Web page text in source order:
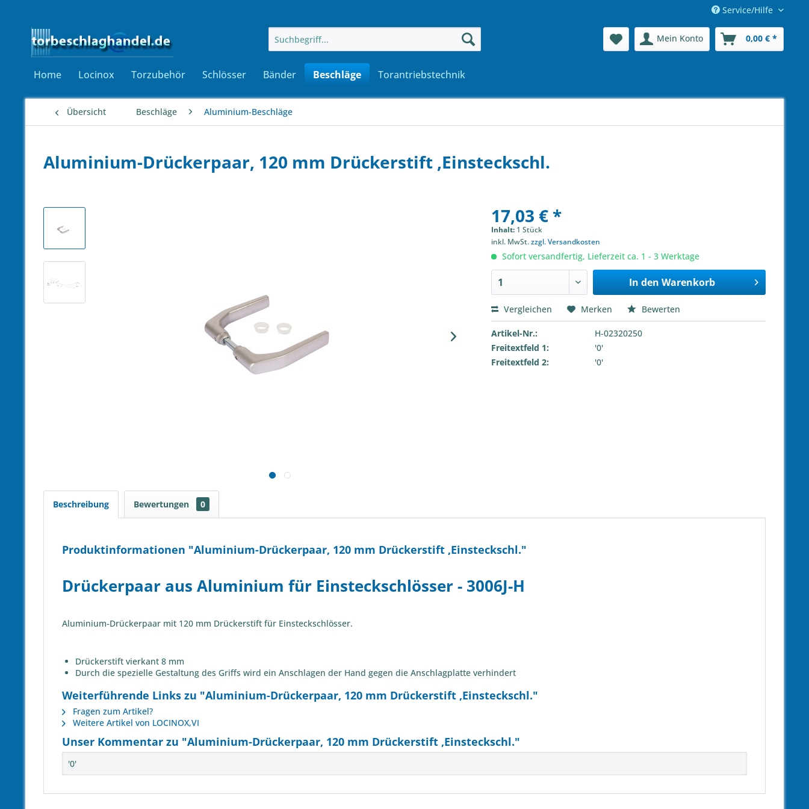
Service/Hilfe
Mein Konto 0,00 € *
Home Locinox Torzubehör Schlösser Bänder Beschläge Torantriebstechnik
Übersicht Beschläge Aluminium-Beschläge
Aluminium-Drückerpaar, 120 mm Drückerstift ,Einsteckschl.
17,03 € *
Inhalt: 1 Stück
inkl. MwSt.zzgl. Versandkosten
Sofort versandfertig, Lieferzeit ca. 1 - 3 Werktage
In den Warenkorb
Vergleichen Merken Bewerten
Artikel-Nr.:
H-02320250
Freitextfeld 1:
'0'
Freitextfeld 2:
'0'
Beschreibung Bewertungen 0
Produktinformationen "Aluminium-Drückerpaar, 120 mm Drückerstift ,Einsteckschl."
Drückerpaar aus Aluminium für Einsteckschlösser - 3006J-H
Aluminium-Drückerpaar mit 120 mm Drückerstift für Einsteckschlösser.
Drückerstift vierkant 8 mm
Durch die spezielle Gestaltung des Griffs wird ein Anschlagen der Hand gegen die Anschlagplatte verhindert
Weiterführende Links zu "Aluminium-Drückerpaar, 120 mm Drückerstift ,Einsteckschl."
Fragen zum Artikel?
Weitere Artikel von LOCINOX,VI
Unser Kommentar zu "Aluminium-Drückerpaar, 120 mm Drückerstift ,Einsteckschl."
'0'